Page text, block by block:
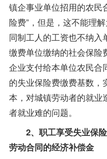
镇企事业单位招用的农民
险费”，但是，这不能理
同制工人的工资也不纳入
缴费单位缴纳的社会保险
企业支付给本单位农民合
的失业保险费缴费基数
本，对城镇劳动者的就业
者就业难的问题。
2、职工享受失业保
劳动合同的经济补偿金